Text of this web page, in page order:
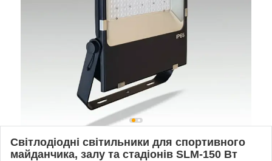
Світлодіодні світильники для спортивного
майданчика, залу та стадіонів SLM-150 Вт